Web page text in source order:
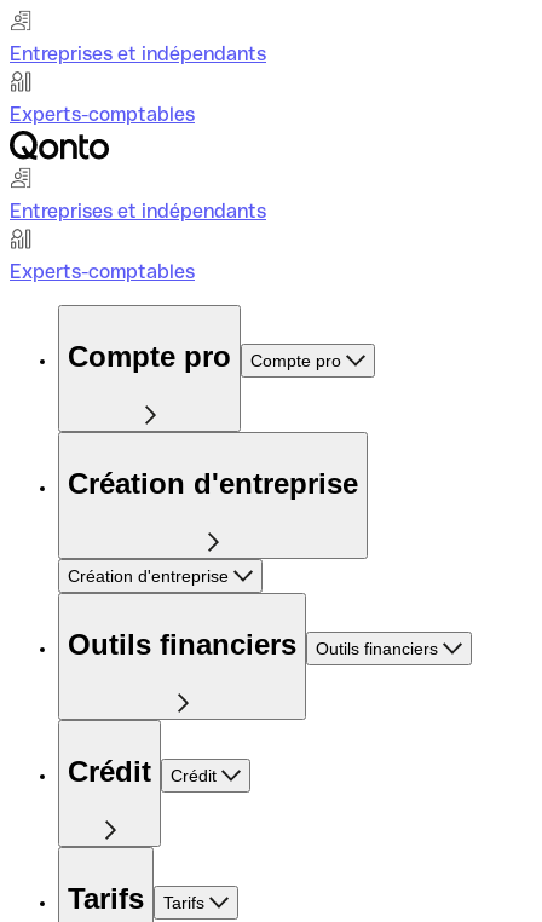
Entreprises et indépendants
Experts-comptables
Entreprises et indépendants
Experts-comptables
Compte pro Compte pro
Création d'entreprise
Création d'entreprise
Outils financiers Outils financiers
Crédit Crédit
Tarifs Tarifs